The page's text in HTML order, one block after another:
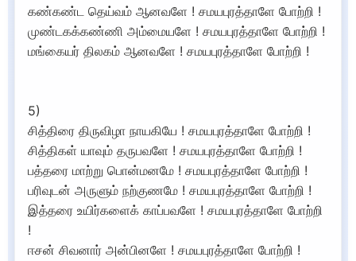
கண்கண்ட தெய்வம் ஆனவளே ! சமயபுரத்தாளே போற்றி !
முண்டகக்கண்ணி அம்மையளே ! சமயபுரத்தாளே போற்றி !
மங்கையர் திலகம் ஆனவளே ! சமயபுரத்தாளே போற்றி !
5)
சித்திரை திருவிழா நாயகியே ! சமயபுரத்தாளே போற்றி !
சித்திகள் யாவும் தருபவளே ! சமயபுரத்தாளே போற்றி !
பத்தரை மாற்று பொன்மனமே ! சமயபுரத்தாளே போற்றி !
பரிவுடன் அருளும் நற்குணமே ! சமயபுரத்தாளே போற்றி !
இத்தரை உயிர்களைக் காப்பவளே ! சமயபுரத்தாளே போற்றி
!
ஈசன் சிவனார் அன்பினளே ! சமயபுரத்தாளே போற்றி !